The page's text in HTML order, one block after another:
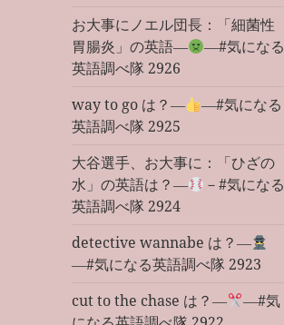
お大事にノエル団長：「細菌性
胃腸炎」の英語―
―#気になる
英語調べ隊 2926
way to go は？―
―#気になる
英語調べ隊 2925
大谷選手、お大事に：「ひざの
水」の英語は？―
－#気になる
英語調べ隊 2924
detective wannabe は？―
―#気になる英語調べ隊 2923
cut to the chase は？―
―#気